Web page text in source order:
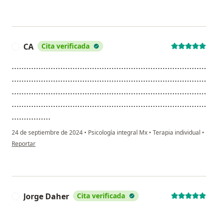
CA Cita verificada
................................................................................
................................................................................
................................................................................
................................................................................
................
24 de septiembre de 2024 • Psicología integral Mx • Terapia individual •
en opinión del usuario CA
Reportar
Jorge Daher Cita verificada